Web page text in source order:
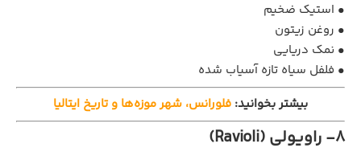
• استیک ضخیم
• روغن زیتون
• نمک دریایی
• فلفل سیاه تازه آسیاب ‌شده
بیشتر بخوانید: فلورانس، شهر موزه‌ها و تاریخ ایتالیا
8- راویولی (Ravioli)